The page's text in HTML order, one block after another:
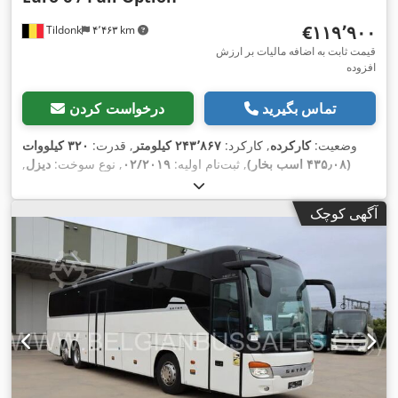
Tildonk ۴٬۴۶۳ km ‎€۱۱۹٬۹۰۰
قیمت ثابت به اضافه مالیات بر ارزش
افزوده
درخواست کردن تماس بگیرید
وضعیت:کارکرده, کارکرد: ۲۴۳٬۸۶۷ کیلومتر , قدرت:
۳۲۰ کیلووات
(۴۳۵٫۰۸ اسب بخار)
, ثبت‌نام اولیه: ۰۲/۲۰۱۹ , نوع سوخت: دیزل,
, نوع چرخ‌دنده:
رنگ:دیگر, ترمزها:رتاردر, سال ساخت:۲۰۱۹, تجهیزات:اِی‌بی‌اِس‎,
تهویه مطبوع, سیستم ناوبری, کروز کنترل, آگهی کوچک